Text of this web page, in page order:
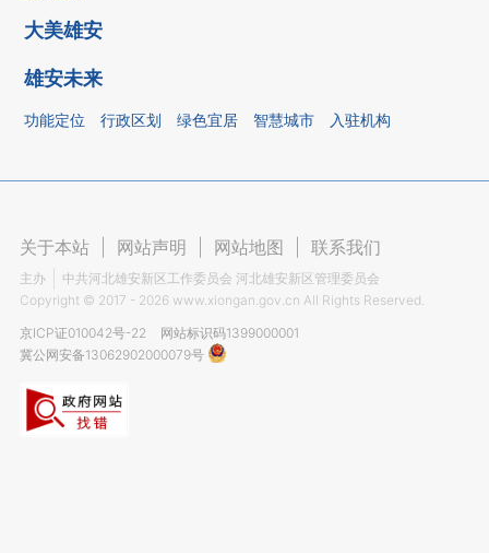
大美雄安
雄安未来
功能定位 行政区划 绿色宜居 智慧城市 入驻机构
关于本站 网站声明 网站地图 联系我们
主办
中共河北雄安新区工作委员会 河北雄安新区管理委员会
Copyright © 2017 - 2026 www.xiongan.gov.cn All Rights Reserved.
京ICP证010042号-22
网站标识码1399000001
冀公网安备13062902000079号